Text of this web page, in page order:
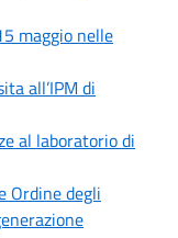
maggio nelle
all’IPM di
al laboratorio di
Ordine degli